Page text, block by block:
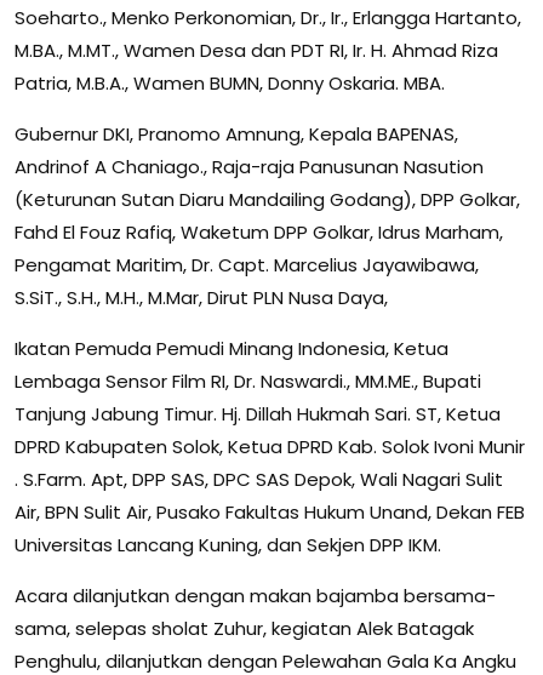
Soeharto., Menko Perkonomian, Dr., Ir., Erlangga Hartanto,
M.BA., M.MT., Wamen Desa dan PDT RI, Ir. H. Ahmad Riza
Patria, M.B.A., Wamen BUMN, Donny Oskaria. MBA.
Gubernur DKI, Pranomo Amnung, Kepala BAPENAS,
Andrinof A Chaniago., Raja-raja Panusunan Nasution
(Keturunan Sutan Diaru Mandailing Godang), DPP Golkar,
Fahd El Fouz Rafiq, Waketum DPP Golkar, Idrus Marham,
Pengamat Maritim, Dr. Capt. Marcelius Jayawibawa,
S.SiT., S.H., M.H., M.Mar, Dirut PLN Nusa Daya,
Ikatan Pemuda Pemudi Minang Indonesia, Ketua
Lembaga Sensor Film RI, Dr. Naswardi., MM.ME., Bupati
Tanjung Jabung Timur. Hj. Dillah Hukmah Sari. ST, Ketua
DPRD Kabupaten Solok, Ketua DPRD Kab. Solok Ivoni Munir
. S.Farm. Apt, DPP SAS, DPC SAS Depok, Wali Nagari Sulit
Air, BPN Sulit Air, Pusako Fakultas Hukum Unand, Dekan FEB
Universitas Lancang Kuning, dan Sekjen DPP IKM.
Acara dilanjutkan dengan makan bajamba bersama-
sama, selepas sholat Zuhur, kegiatan Alek Batagak
Penghulu, dilanjutkan dengan Pelewahan Gala Ka Angku